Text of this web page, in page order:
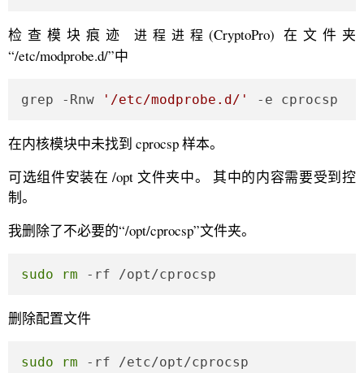
检查模块痕迹 进程进程 (CryptoPro) 在文件夹
“/etc/modprobe.d/”中
grep -Rnw '/etc/modprobe.d/' -e cprocsp
在内核模块中未找到 cprocsp 样本。
可选组件安装在 /opt 文件夹中。 其中的内容需要受到控
制。
我删除了不必要的“/opt/cprocsp”文件夹。
sudo rm -rf /opt/cprocsp
删除配置文件
sudo rm -rf /etc/opt/cprocsp